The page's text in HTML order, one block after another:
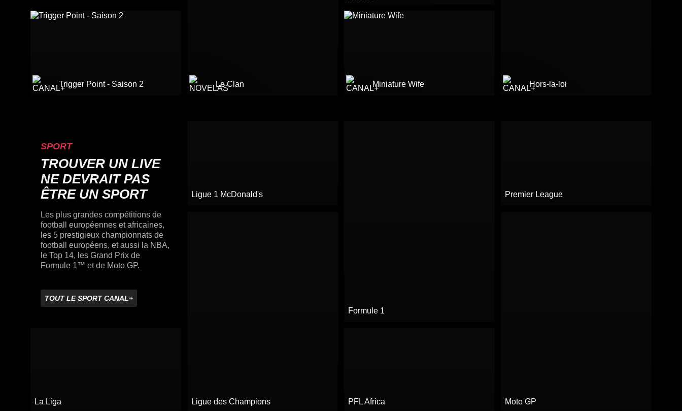
Trigger Point - Saison 2 Miniature Wife
Le Clan Hors-la-loi
SPORT
TROUVER UN LIVE
NE DEVRAIT PAS
ÊTRE UN SPORT
Les plus grandes compétitions de
football européennes et africaines,
les 5 prestigieux championnats de
football européens, et aussi la NBA,
le Top 14, les Grand Prix de
Formule 1™ et de Moto GP.
TOUT LE SPORT CANAL+
La Liga
Ligue 1 McDonald's
PFL Africa
Premier League
Ligue des Champions
Formule 1
Moto GP